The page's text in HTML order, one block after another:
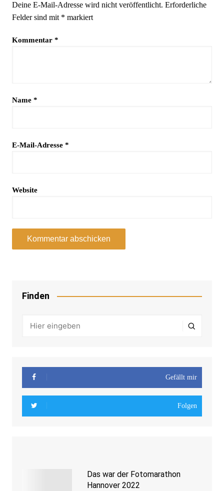
Deine E-Mail-Adresse wird nicht veröffentlicht. Erforderliche
Felder sind mit * markiert
Kommentar *
Name *
E-Mail-Adresse *
Website
Finden
Gefällt mir
Folgen
Das war der Fotomarathon
Hannover 2022